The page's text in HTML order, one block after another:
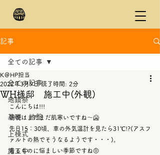
記事
全ての記事
地鎮祭
基礎・地盤
上棟式
施工中
全ての記事
WH様邸 施工中(外観)
K＠HP担当
2022年3月9日 読了時間: 2分
こんにちは!!!
朝晩はまだまだ肌寒いですね～🥶
先日15：30頃、車の外気温計を見たら31℃!?(アスフ
ァルトの熱でそうなるようです・・・)。
着るものに悩ましい季節ですね🤨